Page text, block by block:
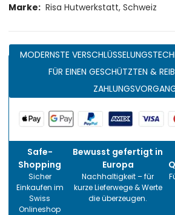
Marke: Risa Hutwerkstatt, Schweiz
MODERNSTE
FÜR EINEN GESCHÜTZTEN &
Safe-
Shopping
Sicher
Einkaufen im
Swiss
Onlineshop
Bewusst gefertigt in
Europa
Nachhaltigkeit – für
kurze Lieferwege & Werte
die überzeugen.